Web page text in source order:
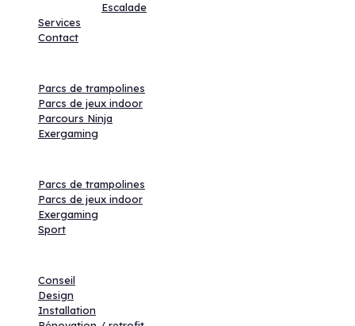
Escalade
Services
Contact
Parcs de trampolines
Parcs de jeux indoor
Parcours Ninja
Exergaming
Parcs de trampolines
Parcs de jeux indoor
Exergaming
Sport
Conseil
Design
Installation